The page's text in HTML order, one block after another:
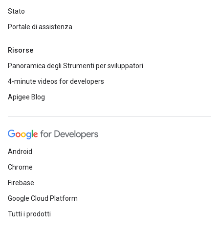
Stato
Portale di assistenza
Risorse
Panoramica degli Strumenti per sviluppatori
4-minute videos for developers
Apigee Blog
Android
Chrome
Firebase
Google Cloud Platform
Tutti i prodotti